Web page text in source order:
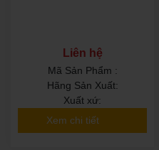
Liên hệ
Mã Sản Phẩm :
Hãng Sản Xuất:
Xuất xứ:
Xem chi tiết